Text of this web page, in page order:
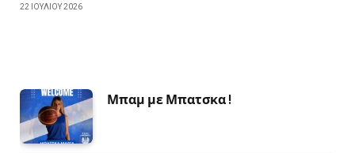
22 ΙΟΥΛΊΟΥ 2026
Μπαμ με Μπατσκα !